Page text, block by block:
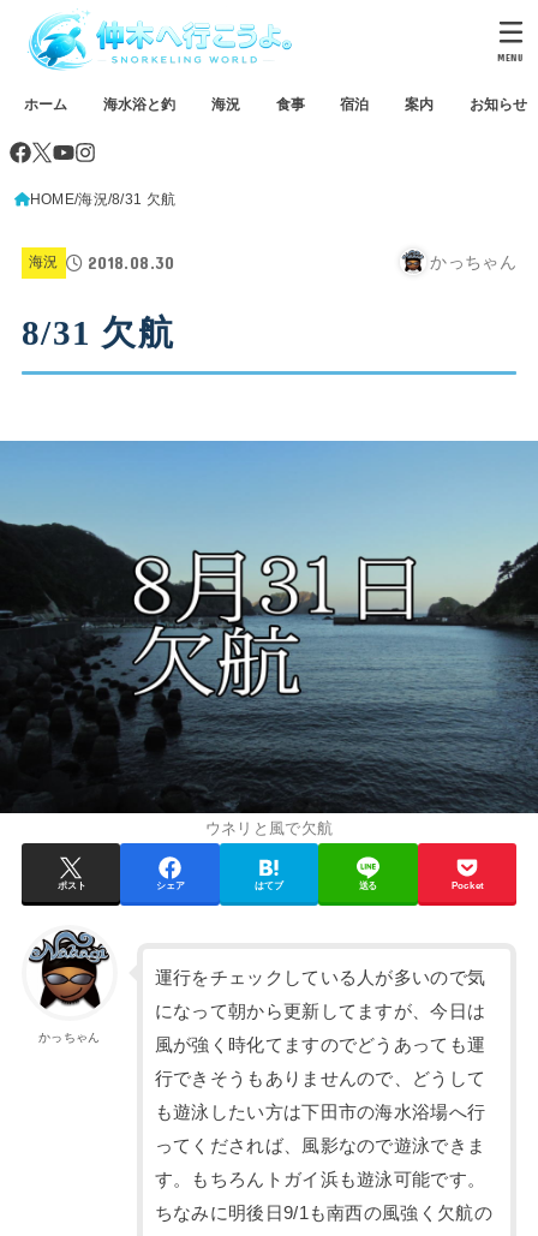
ホーム 海水浴と釣 海況 食事 宿泊 案内 お知らせ
MENU
HOME 海況 8/31 欠航
海況 2018.08.30 かっちゃん
8/31 欠航
ウネリと風で欠航
ポスト シェア はてブ 送る Pocket
かっちゃん
運行をチェックしている人が多いので気
になって朝から更新してますが、今日は
風が強く時化てますのでどうあっても運
行できそうもありませんので、どうして
も遊泳したい方は下田市の海水浴場へ行
ってくだされば、風影なので遊泳できま
す。もちろんトガイ浜も遊泳可能です。
ちなみに明後日9/1も南西の風強く欠航の